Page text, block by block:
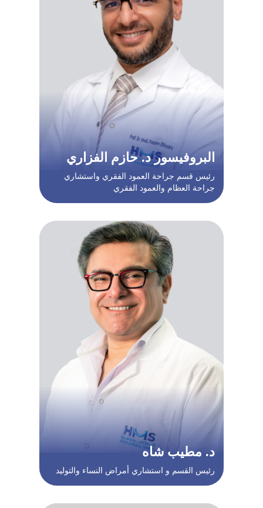
البروفيسور د. حازم الفزاري
رئيس قسم جراحة العمود الفقري واستشاري
جراحة العظام والعمود الفقري
د. مطيب شاه
رئيس القسم و استشاري أمراض النساء والتوليد